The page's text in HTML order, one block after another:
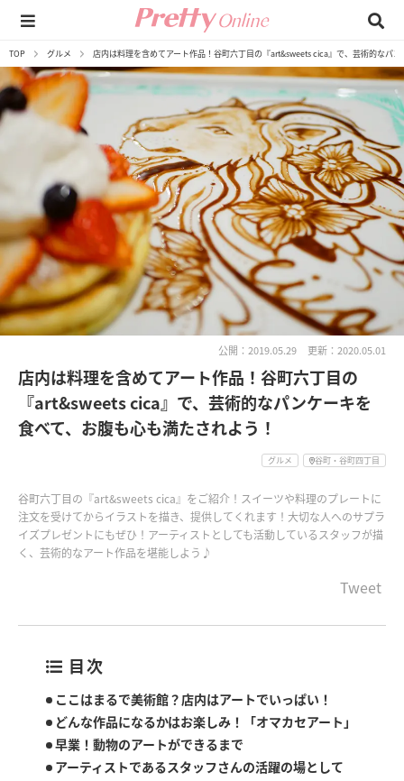
TOP グルメ 店内は料理を含めてアート作品！谷町六丁目の『art&sweets cica』で、芸術的なパ
公開：2019.05.29 更新：2020.05.01
店内は料理を含めてアート作品！谷町六丁目の
『art&sweets cica』で、芸術的なパンケーキを
食べて、お腹も心も満たされよう！
グルメ 谷町・谷町四丁目
谷町六丁目の『art&sweets cica』をご紹介！スイーツや料理のプレートに
注文を受けてからイラストを描き、提供してくれます！大切な人へのサプラ
イズプレゼントにもぜひ！アーティストとしても活動しているスタッフが描
く、芸術的なアート作品を堪能しよう♪
Tweet
目次
ここはまるで美術館？店内はアートでいっぱい！
どんな作品になるかはお楽しみ！「オマカセアート」
早業！動物のアートができるまで
アーティストであるスタッフさんの活躍の場として